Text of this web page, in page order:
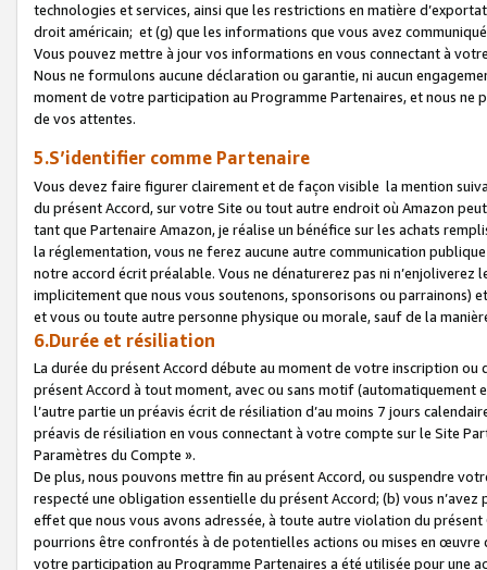
technologies et services, ainsi que les restrictions en matière
droit américain; et (g) que les informations que vous avez
Vous pouvez mettre à jour vos informations en vous connectant à
Nous ne formulons aucune déclaration ou garantie, ni aucun
moment de votre participation au Programme Partenaires, et nous
de vos attentes.
5.S’identifier comme Partenaire
Vous devez faire figurer clairement et de façon visible la mention
du présent Accord, sur votre Site ou tout autre endroit où Amazon
tant que Partenaire Amazon, je réalise un bénéfice sur les achats
la réglementation, vous ne ferez aucune autre communication
notre accord écrit préalable. Vous ne dénaturerez pas ni
implicitement que nous vous soutenons, sponsorisons ou parrainons)
et vous ou toute autre personne physique ou morale, sauf de la
6.Durée et résiliation
La durée du présent Accord débute au moment de votre inscription
présent Accord à tout moment, avec ou sans motif (automatiquement
l’autre partie un préavis écrit de résiliation d’au moins 7 jours
préavis de résiliation en vous connectant à votre compte sur le Site
Paramètres du Compte ».
De plus, nous pouvons mettre fin au présent Accord, ou suspendre
respecté une obligation essentielle du présent Accord; (b) vous
effet que nous vous avons adressée, à toute autre violation du
pourrions être confrontés à de potentielles actions ou mises en
votre participation au Programme Partenaires a été utilisée pour une